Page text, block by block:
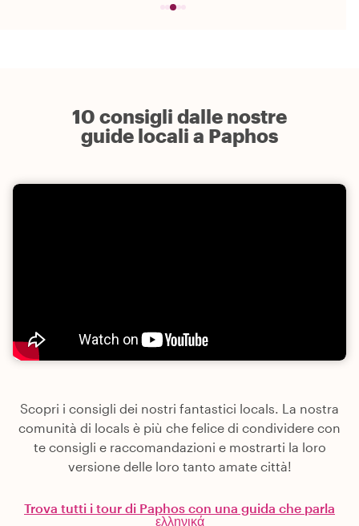
10 consigli dalle nostre
guide locali a Paphos
Scopri i consigli dei nostri fantastici locals. La nostra
comunità di locals è più che felice di condividere con
te consigli e raccomandazioni e mostrarti la loro
versione delle loro tanto amate città!
Trova tutti i tour di Paphos con una guida che parla
ελληνικά